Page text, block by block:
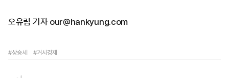
오유림 기자 our@hankyung.com
#상승세 #거시경제